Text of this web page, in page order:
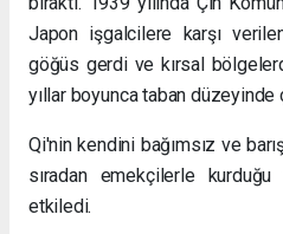
Japon işgalcilere karşı
göğüs gerdi ve kırsal
yıllar boyunca taban düzeyinde
Qi'nin kendini bağımsız ve
sıradan emekçilerle
etkiledi.